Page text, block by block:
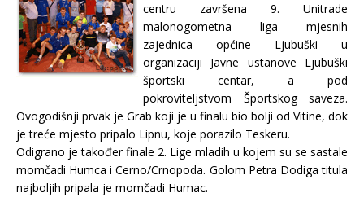
centru završena 9. Unitrade
malonogometna liga mjesnih
zajednica općine Ljubuški u
organizaciji Javne ustanove Ljubuški
športski centar, a pod
pokroviteljstvom Športskog saveza.
Ovogodišnji prvak je Grab koji je u finalu bio bolji od Vitine, dok
je treće mjesto pripalo Lipnu, koje porazilo Teskeru.
Odigrano je također finale 2. Lige mladih u kojem su se sastale
momčadi Humca i Cerno/Crnopoda. Golom Petra Dodiga titula
najboljih pripala je momčadi Humac.